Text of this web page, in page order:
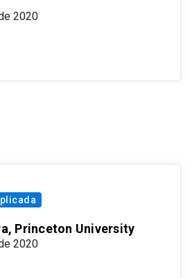
2020
Princeton University
2020